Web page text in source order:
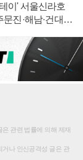
이' 서울신라호
진·해남·건대로
관련 법률에 의해 제재
거나 인신공격성 글은 관